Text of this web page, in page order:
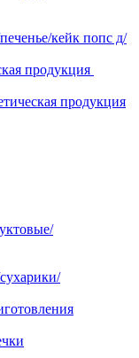
кейк попс д/
продукция
продукция